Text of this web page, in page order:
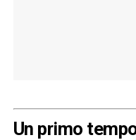
Un primo